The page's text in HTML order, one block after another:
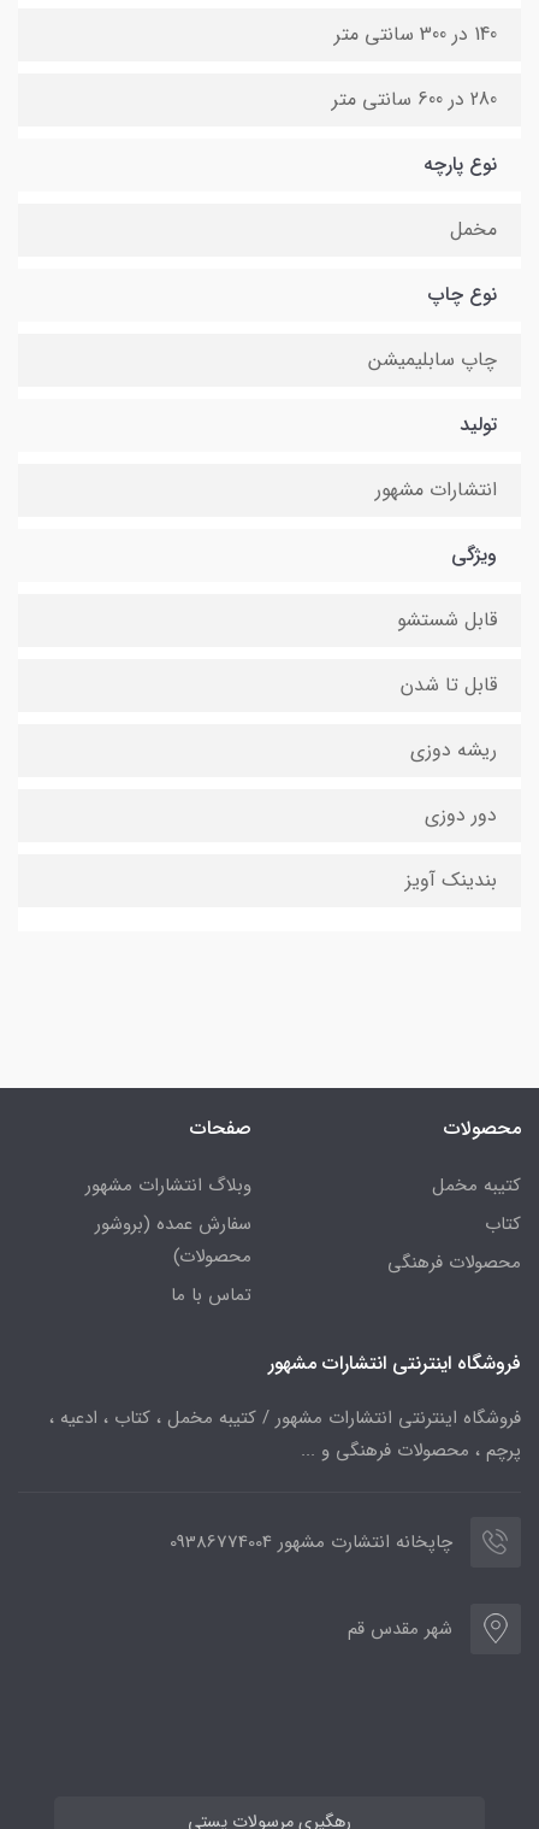
140 در 300 سانتی متر
280 در 600 سانتی متر
نوع پارچه
مخمل
نوع چاپ
چاپ سابلیمیشن
تولید
انتشارات مشهور
ویژگی
قابل شستشو
قابل تا شدن
ریشه دوزی
دور دوزی
بندینک آویز
محصولات
کتیبه مخمل
کتاب
محصولات فرهنگی
صفحات
وبلاگ انتشارات مشهور
سفارش عمده (بروشور
محصولات)
تماس با ما
فروشگاه اینترنتی انتشارات مشهور
فروشگاه اینترنتی انتشارات مشهور / کتیبه مخمل ، کتاب ، ادعیه ،
پرچم ، محصولات فرهنگی و ...
چاپخانه انتشارت مشهور 09386774004
شهر مقدس قم
رهگیری مرسولات پستی